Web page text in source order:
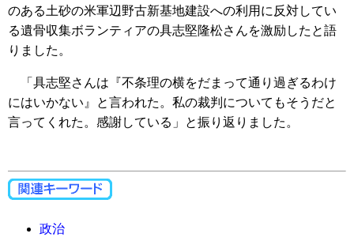
のある土砂の米軍辺野古新基地建設への利用に反対してい
る遺骨収集ボランティアの具志堅隆松さんを激励したと語
りました。
「具志堅さんは『不条理の横をだまって通り過ぎるわけ
にはいかない』と言われた。私の裁判についてもそうだと
言ってくれた。感謝している」と振り返りました。
政治